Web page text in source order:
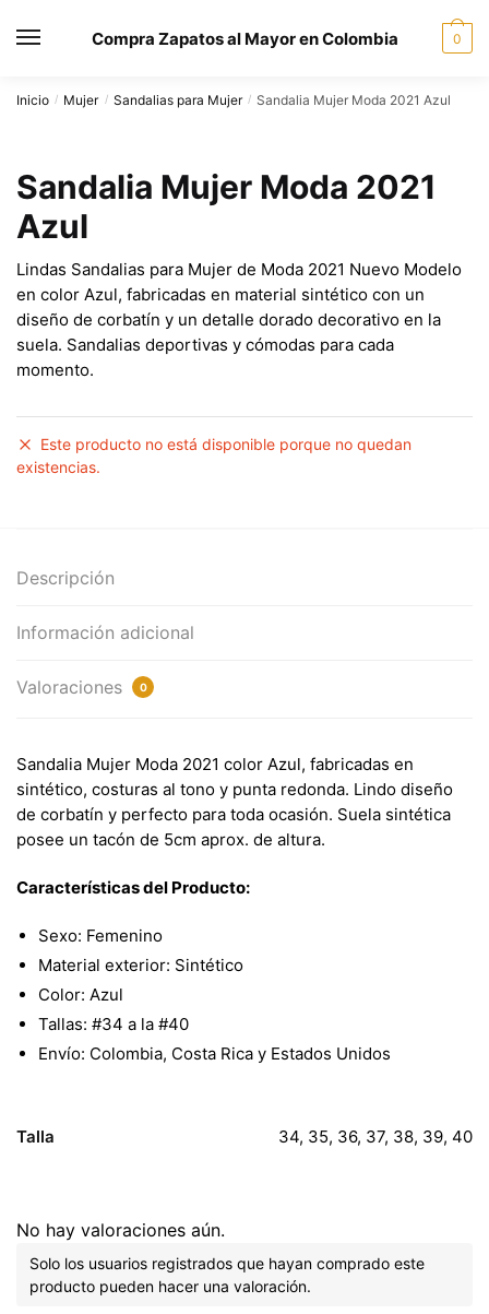
Compra Zapatos al Mayor en Colombia 0
Inicio / Mujer / Sandalias para Mujer / Sandalia Mujer Moda 2021 Azul
Sandalia Mujer Moda 2021
Azul
Lindas Sandalias para Mujer de Moda 2021 Nuevo Modelo
en color Azul, fabricadas en material sintético con un
diseño de corbatín y un detalle dorado decorativo en la
suela. Sandalias deportivas y cómodas para cada
momento.
Este producto no está disponible porque no quedan
existencias.
Descripción
Información adicional
Valoraciones 0
Sandalia Mujer Moda 2021 color Azul, fabricadas en
sintético, costuras al tono y punta redonda. Lindo diseño
de corbatín y perfecto para toda ocasión. Suela sintética
posee un tacón de 5cm aprox. de altura.
Características del Producto:
Sexo: Femenino
Material exterior: Sintético
Color: Azul
Tallas: #34 a la #40
Envío: Colombia, Costa Rica y Estados Unidos
Talla 34, 35, 36, 37, 38, 39, 40
No hay valoraciones aún.
Solo los usuarios registrados que hayan comprado este
producto pueden hacer una valoración.